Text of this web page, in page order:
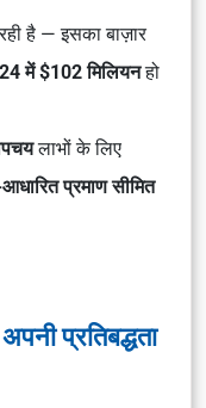
है — इसका बाज़ार
में $102 मिलियनहो
लाभों के लिए
प्रमाण सीमित
प्रतिबद्धता